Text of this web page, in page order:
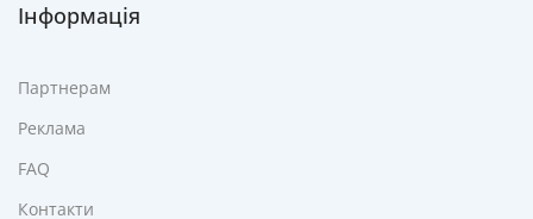
Інформація
Партнерам
Реклама
FAQ
Контакти